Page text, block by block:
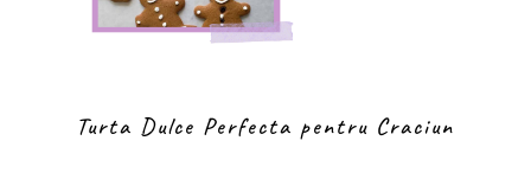
Turta Dulce Perfecta pentru Craciun